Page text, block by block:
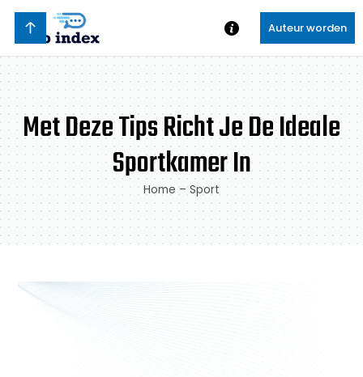
Auteur worden
Met Deze Tips Richt Je De Ideale
Sportkamer In
Home – Sport